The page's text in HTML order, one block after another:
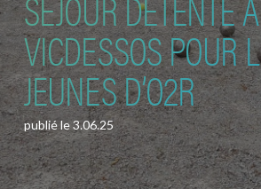
VICDESSOS POUR
JEUNES D’O2R
publié le3.06.25